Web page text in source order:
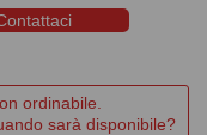
ordinabile.
sarà disponibile?